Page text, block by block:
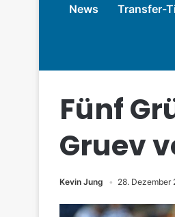
News Transfer-
Fünf
Gruev
Kevin Jung 28. Dezember